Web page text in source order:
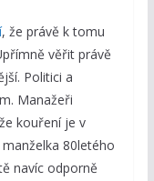
, že právě k tomu
věřit právě
Politici a
Manažeři
kouření je v
80letého
navíc odporně